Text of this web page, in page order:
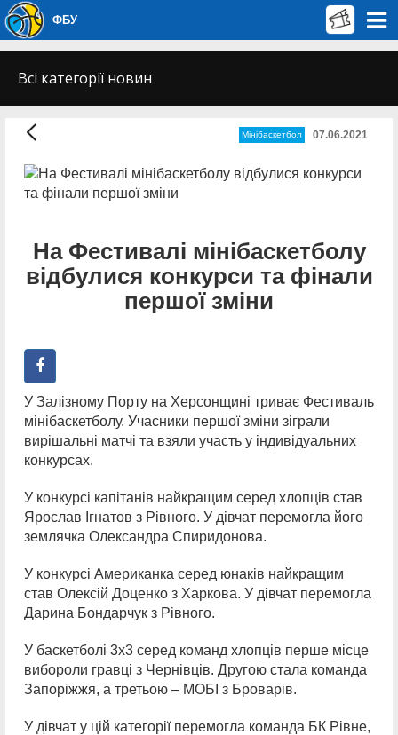
ФБУ
Всі категорії новин
Мінібаскетбол 07.06.2021
На Фестивалі мінібаскетболу
відбулися конкурси та фінали
першої зміни
У Залізному Порту на Херсонщині триває Фестиваль
мінібаскетболу. Учасники першої зміни зіграли
вирішальні матчі та взяли участь у індивідуальних
конкурсах.
У конкурсі капітанів найкращим серед хлопців став
Ярослав Ігнатов з Рівного. У дівчат перемогла його
землячка Олександра Спиридонова.
У конкурсі Американка серед юнаків найкращим
став Олексій Доценко з Харкова. У дівчат перемогла
Дарина Бондарчук з Рівного.
У баскетболі 3х3 серед команд хлопців перше місце
вибороли гравці з Чернівців. Другою стала команда
Запоріжжя, а третьою – МОБІ з Броварів.
У дівчат у цій категорії перемогла команда БК Рівне,